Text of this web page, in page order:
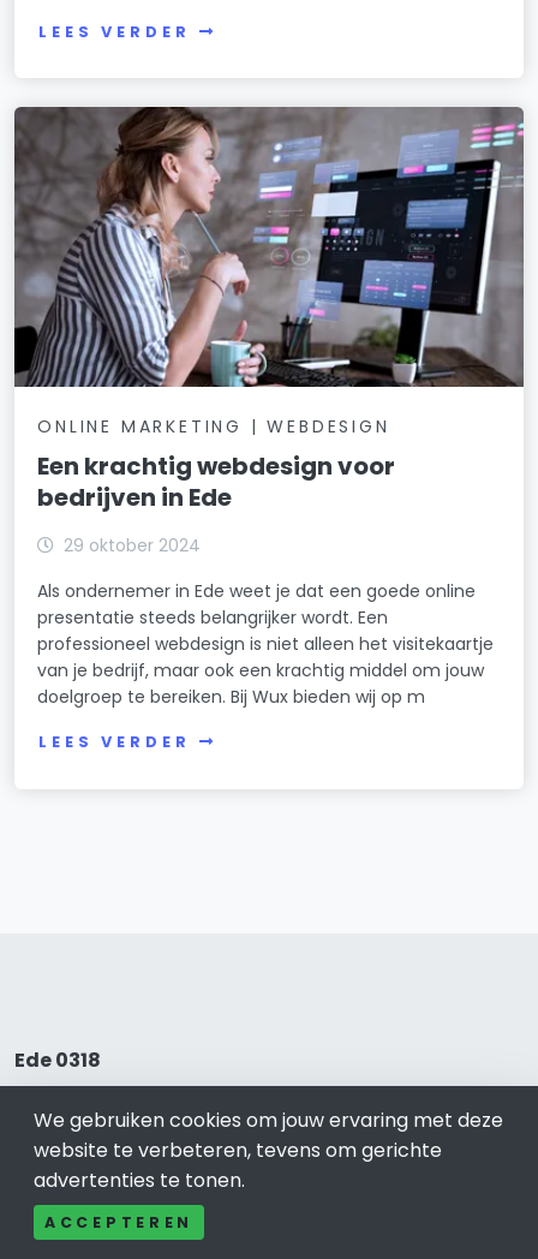
LEES VERDER
ONLINE MARKETING | WEBDESIGN
Een krachtig webdesign voor
bedrijven in Ede
29 oktober 2024
Als ondernemer in Ede weet je dat een goede online
presentatie steeds belangrijker wordt. Een
professioneel webdesign is niet alleen het visitekaartje
van je bedrijf, maar ook een krachtig middel om jouw
doelgroep te bereiken. Bij Wux bieden wij op m
LEES VERDER
Ede 0318
Bel ons: 085-04 10 177
Contact
Adverteren
Cookieverklaring
We gebruiken cookies om jouw ervaring met deze
website te verbeteren, tevens om gerichte
advertenties te tonen.
ACCEPTEREN